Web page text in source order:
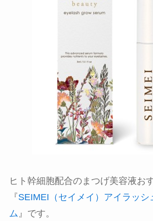
ヒト幹細胞配合のまつげ美容液お
『SEIMEI（セイメイ）アイラッシ
ム』です。